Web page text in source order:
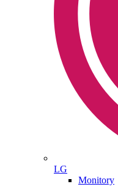
LG
Monitory